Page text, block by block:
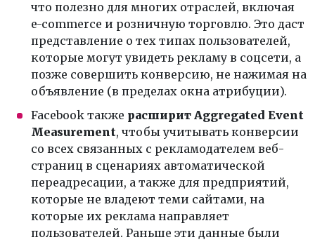
что полезно для многих отраслей, включая
e-commerce и розничную торговлю. Это даст
представление о тех типах пользователей,
которые могут увидеть рекламу в соцсети, а
позже совершить конверсию, не нажимая на
объявление (в пределах окна атрибуции).
Facebook также расширит Aggregated Event
Measurement, чтобы учитывать конверсии
со всех связанных с рекламодателем веб-
страниц в сценариях автоматической
переадресации, а также для предприятий,
которые не владеют теми сайтами, на
которые их реклама направляет
пользователей. Раньше эти данные были